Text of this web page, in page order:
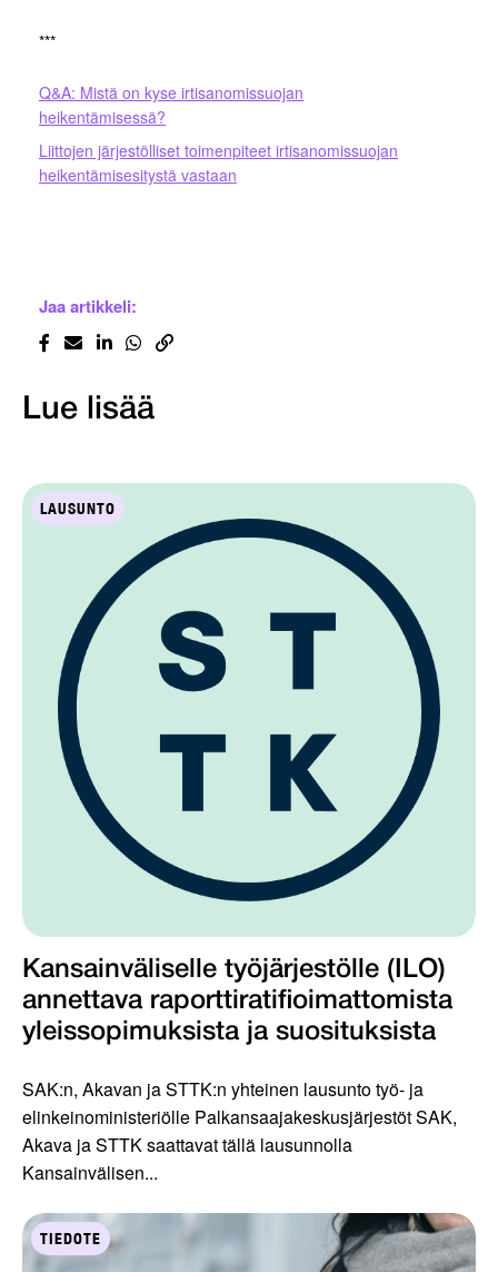
***
Q&A: Mistä on kyse irtisanomissuojan
heikentämisessä?
Liittojen järjestölliset toimenpiteet irtisanomissuojan
heikentämisesitystä vastaan
Jaa artikkeli:
Lue lisää
LAUSUNTO
Kansainväliselle työjärjestölle (ILO)
annettava raporttiratifioimattomista
yleissopimuksista ja suosituksista
SAK:n, Akavan ja STTK:n yhteinen lausunto työ- ja
elinkeinoministeriölle Palkansaajakeskusjärjestöt SAK,
Akava ja STTK saattavat tällä lausunnolla
Kansainvälisen...
TIEDOTE